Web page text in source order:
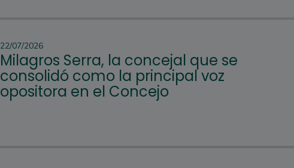
22/07/2026
Milagros Serra, la concejal que se
consolidó como la principal voz
opositora en el Concejo